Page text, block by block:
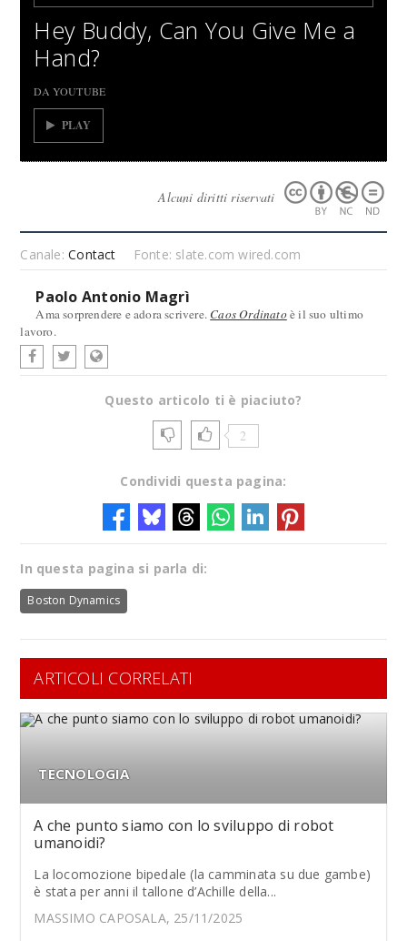
Hey Buddy, Can You Give Me a
Hand?
DA YOUTUBE
PLAY
Alcuni diritti riservati
Canale:Contact Fonte: slate.com wired.com
Paolo Antonio Magrì
Ama sorprendere e adora scrivere. Caos Ordinatoè il suo ultimo
lavoro.
Questo articolo ti è piaciuto?
2
Condividi questa pagina:
In questa pagina si parla di:
Boston Dynamics
ARTICOLI CORRELATI
TECNOLOGIA
A che punto siamo con lo sviluppo di robot
umanoidi?
La locomozione bipedale (la camminata su due gambe)
è stata per anni il tallone d’Achille della...
MASSIMO CAPOSALA, 25/11/2025